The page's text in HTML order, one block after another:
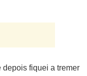
depois fiquei a tremer